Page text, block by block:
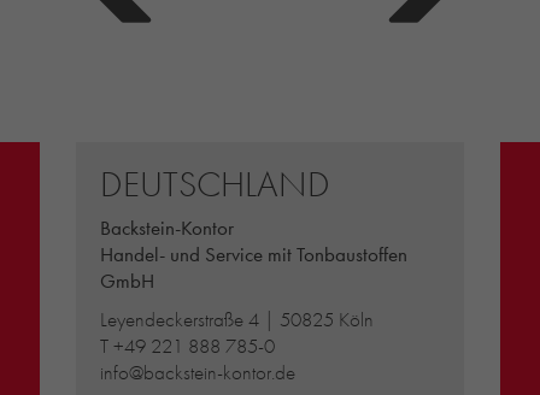
DEUTSCHLAND
Backstein-Kontor
Handel- und Service mit Tonbaustoffen
GmbH
Leyendeckerstraße 4 | 50825 Köln
T+49 221 888 785-0
info@backstein-kontor.de